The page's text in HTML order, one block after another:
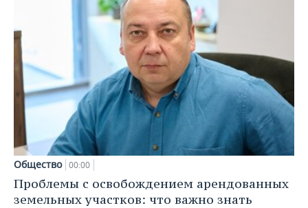
Общество 00:00
Проблемы с освобождением арендованных
земельных участков: что важно знать